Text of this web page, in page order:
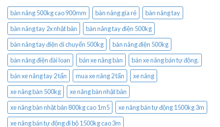
bàn nâng 500kg cao 900mm bàn nâng gía rẻ
bàn nâng tay
bàn nâng tay 2x nhật bản
bàn nâng tay điện 500kg
bàn nâng tay điện di chuyển 500kg
bàn nâng điện 500kg
bàn nâng điện đài loan
bán xe nâng bàn
bán xe nâng bán tự động.
bán xe nâng tay 2 tấn
mua xe nâng 2 tấn
xe nâng
xe nâng bàn 500kg
xe nâng bàn nhật bản
xe nâng bàn nhật bản 800kg cao 1m5
xe nâng bán tự động 1500kg 3m
xe nâng bán tự động đi bộ 1500kg cao 3m